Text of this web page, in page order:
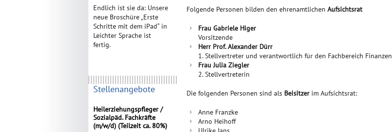
Endlich ist sie da: Unsere
neue Broschüre „Erste
Schritte mit dem iPad“ in
Leichter Sprache ist
fertig.
Stellenangebote
Heilerziehungspfleger /
Sozialpäd. Fachkräfte
(m/w/d) (Teilzeit ca. 80%)
Folgende Personen bilden den ehrenamtlichen Aufsichtsrat
Frau Gabriele Higer
Vorsitzende
Herr Prof. Alexander Dürr
1. Stellvertreter und verantwortlich für den Fachbereich Finanzen
Frau Julia Ziegler
2. Stellvertreterin
Die folgenden Personen sind als Beisitzer im Aufsichtsrat:
Anne Franzke
Arno Heihoff